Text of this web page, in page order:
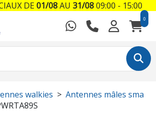
0
walkies
Antennes mâles sma
DE01/08AU 31/0809:00 - 15:00